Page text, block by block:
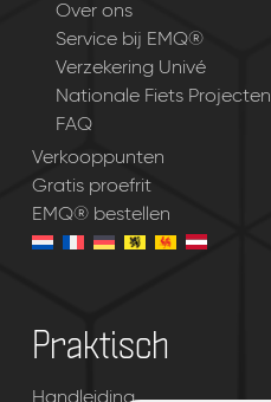
Over ons
Service bij EMQ®
Verzekering Univé
Nationale Fiets Projecten
FAQ
Verkooppunten
Gratis proefrit
EMQ® bestellen
Praktisch